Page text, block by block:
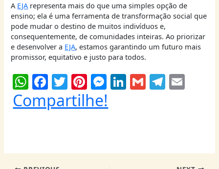
A EJArepresenta mais do que uma simples opção de
ensino; ela é uma ferramenta de transformação social que
pode mudar o destino de muitos indivíduos e,
consequentemente, de comunidades inteiras. Ao priorizar
e desenvolver a EJA, estamos garantindo um futuro mais
promissor, equitativo e justo para todos.
W
h
at
p
F
a
c
o
T
w
itt
Pi
nt
er
M
e
ss
g
Li
n
n
G
m
T
el
m
Compartilhe!